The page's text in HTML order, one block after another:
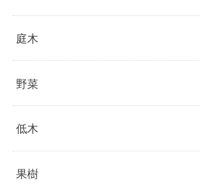
庭木
野菜
低木
果樹